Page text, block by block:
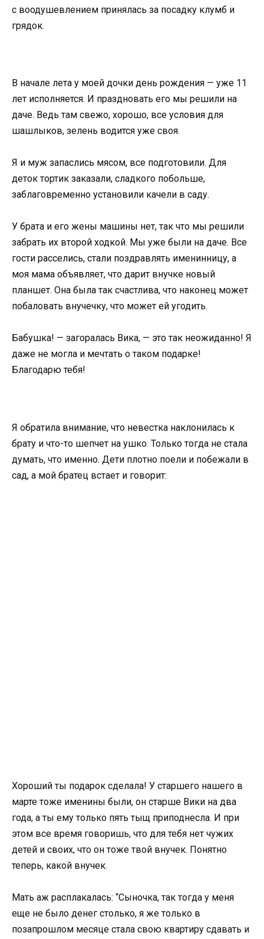
с воодушевлением принялась за посадку клумб и
грядок.
В начале лета у моей дочки день рождения — уже 11
лет исполняется. И праздновать его мы решили на
даче. Ведь там свежо, хорошо, все условия для
шашлыков, зелень водится уже своя.
Я и муж запаслись мясом, все подготовили. Для
деток тортик заказали, сладкого побольше,
заблаговременно установили качели в саду.
У брата и его жены машины нет, так что мы решили
забрать их второй ходкой. Мы уже были на даче. Все
гости расселись, стали поздравлять именинницу, а
моя мама объявляет, что дарит внучке новый
планшет. Она была так счастлива, что наконец может
побаловать внучечку, что может ей угодить.
Бабушка! — загоралась Вика, — это так неожиданно! Я
даже не могла и мечтать о таком подарке!
Благодарю тебя!
Я обратила внимание, что невестка наклонилась к
брату и что-то шепчет на ушко. Только тогда не стала
думать, что именно. Дети плотно поели и побежали в
сад, а мой братец встает и говорит:
Хороший ты подарок сделала! У старшего нашего в
марте тоже именины были, он старше Вики на два
года, а ты ему только пять тыщ приподнесла. И при
этом все время говоришь, что для тебя нет чужих
детей и своих, что он тоже твой внучек. Понятно
теперь, какой внучек.
Мать аж расплакалась: “Сыночка, так тогда у меня
еще не было денег столько, я же только в
позапрошлом месяце стала свою квартиру сдавать и